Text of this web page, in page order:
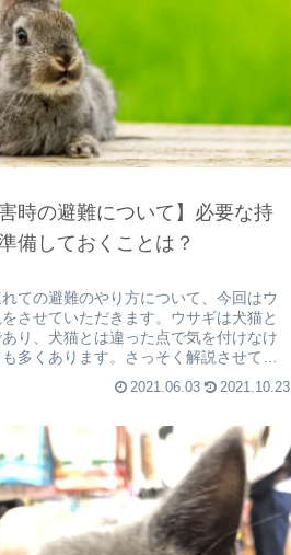
時の避難について】必要な持
備しておくことは？
ての避難のやり方について、今回はウ
させていただきます。ウサギは犬猫と
り、犬猫とは違った点で気を付けなけ
多くあります。さっそく解説させてい
ギウサギという動...
2021.06.03 2021.10.23